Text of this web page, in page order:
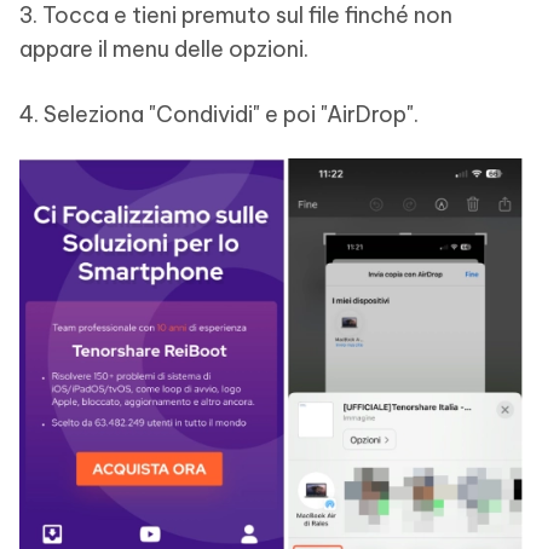
3. Tocca e tieni premuto sul file finché non
appare il menu delle opzioni.
4. Seleziona "Condividi" e poi "AirDrop".